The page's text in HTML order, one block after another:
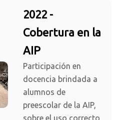
2022 -
Cobertura en la
AIP
Participación en
docencia brindada a
alumnos de
preescolar de la AIP,
sobre el uso correcto